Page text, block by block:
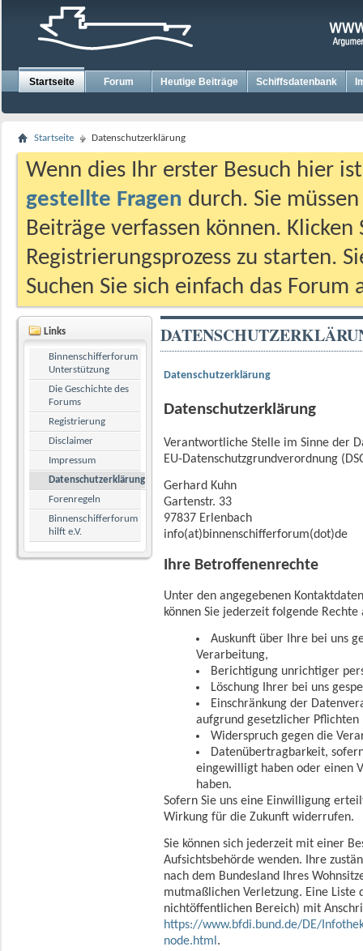
Startseite Forum Heutige Beiträge Schiffsdatenbank
Startseite Datenschutzerklärung
Wenn dies Ihr erster Besuch hier
gestellte Fragen durch. Sie
Beiträge verfassen können.
Registrierungsprozess zu starten.
Suchen Sie sich einfach das
Links
Binnenschifferforum
Unterstützung
Die Geschichte des
Forums
Registrierung
Disclaimer
Impressum
Datenschutzerklärung
Forenregeln
Binnenschifferforum
hilft e.V.
Datenschutzerklärung
Datenschutzerklärung
Verantwortliche Stelle im Sinne der
EU-Datenschutzgrundverordnung
Gerhard Kuhn
Gartenstr. 33
97837 Erlenbach
info(at)binnenschifferforum(dot)de
Ihre Betroffenenrechte
Unter den angegebenen
können Sie jederzeit folgende Rechte
Auskunft über Ihre bei uns
Verarbeitung,
Berichtigung unrichtiger
Löschung Ihrer bei uns
Einschränkung der
aufgrund gesetzlicher
Widerspruch gegen die
Datenübertragbarkeit,
eingewilligt haben oder einen
haben.
Sofern Sie uns eine Einwilligung
Wirkung für die Zukunft widerrufen.
Sie können sich jederzeit mit einer
Aufsichtsbehörde wenden. Ihre
nach dem Bundesland Ihres
mutmaßlichen Verletzung. Eine Liste
nichtöffentlichen Bereich) mit
https://www.bfdi.bund.de/DE/
node.html .